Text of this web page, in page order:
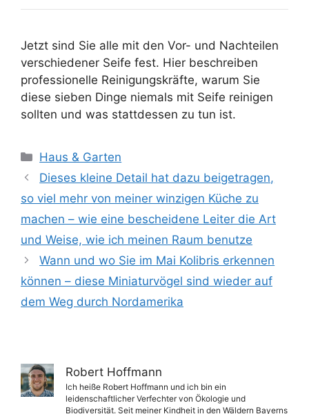
Jetzt sind Sie alle mit den Vor- und Nachteilen
verschiedener Seife fest. Hier beschreiben
professionelle Reinigungskräfte, warum Sie
diese sieben Dinge niemals mit Seife reinigen
sollten und was stattdessen zu tun ist.
Kategorien
Haus & Garten
Dieses kleine Detail hat dazu beigetragen,
so viel mehr von meiner winzigen Küche zu
machen – wie eine bescheidene Leiter die Art
und Weise, wie ich meinen Raum benutze
Wann und wo Sie im Mai Kolibris erkennen
können – diese Miniaturvögel sind wieder auf
dem Weg durch Nordamerika
Robert Hoffmann
Ich heiße Robert Hoffmann und ich bin ein
leidenschaftlicher Verfechter von Ökologie und
Biodiversität. Seit meiner Kindheit in den Wäldern Bayerns